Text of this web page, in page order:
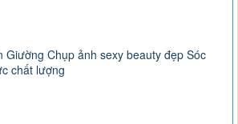
Giường Chụp ảnh sexy beauty đẹp Sóc
chất lượng